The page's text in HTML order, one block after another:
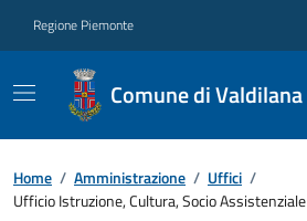
Regione Piemonte
Comune di Valdilana
Home / Amministrazione / Uffici /
Ufficio Istruzione, Cultura, Socio Assistenziale